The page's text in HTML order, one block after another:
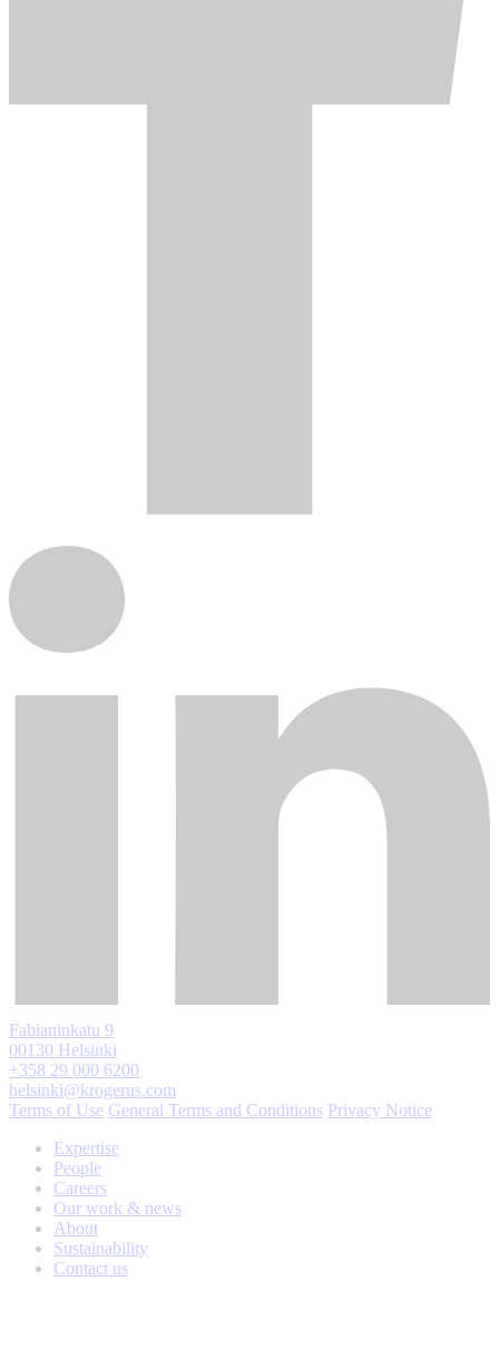
Fabianinkatu 9
00130 Helsinki
+358 29 000 6200
helsinki@krogerus.com
Terms of Use General Terms and Conditions Privacy Notice
Expertise
People
Careers
Our work & news
About
Sustainability
Contact us